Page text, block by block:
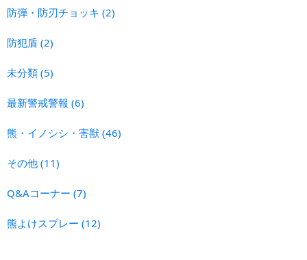
防弾・防刃チョッキ (2)
防犯盾 (2)
未分類 (5)
最新警戒警報 (6)
熊・イノシシ・害獣 (46)
その他 (11)
Q&Aコーナー (7)
熊よけスプレー (12)